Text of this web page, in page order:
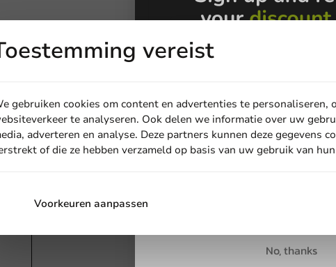
Deel jouw ervaring met
er van vindt!
een review
vereist
gebruiken cookies om content en advertenties te personaliseren,
te analyseren. Ook delen we informatie over uw
adverteren en analyse. Deze partners kunnen deze gegevens
of die ze hebben verzameld op basis van uw gebruik van
Voorkeuren aanpassen
Email
No, thanks